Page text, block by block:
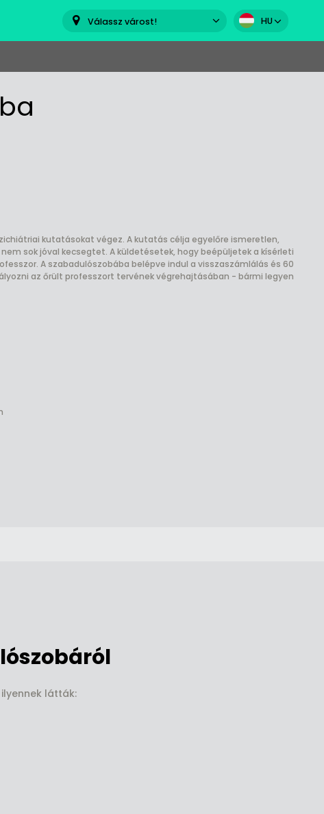
Válassz várost! HU
kutatásokat végez. A kutatás célja egyelőre ismeretlen,
sok jóval kecsegtet. A küldetésetek, hogy beépüljetek a kísérleti
A szabadulószobába belépve indul a visszaszámlálás és 60
az őrült professzort tervének végrehajtásában - bármi legyen
látták: